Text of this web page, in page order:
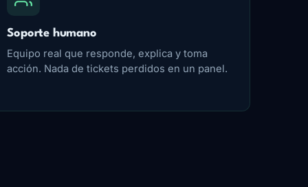
Soporte humano
Equipo real que responde, explica y toma
acción. Nada de tickets perdidos en un panel.